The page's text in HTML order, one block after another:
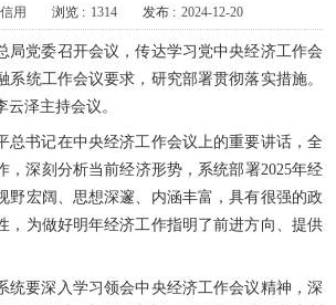
用 浏览 : 1314 发布 : 2024-12-20
局党委召开会议，传达学习党中央经济工作会
系统工作会议要求，研究部署贯彻落实措施。
泽主持会议。
总书记在中央经济工作会议上的重要讲话，全
，深刻分析当前经济形势，系统部署2025年经
野宏阔、思想深邃、内涵丰富，具有很强的政
，为做好明年经济工作指明了前进方向、提供
统要深入学习领会中央经济工作会议精神，深